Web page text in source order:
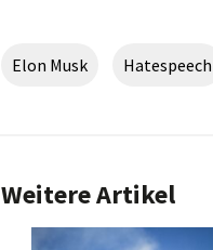
Elon Musk Hatespeech
Weitere Artikel